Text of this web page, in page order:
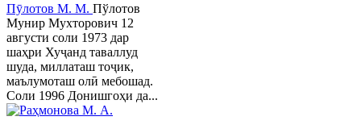
Пӯлотов М. М. Пўлотов
Мунир Мухторович 12
августи соли 1973 дар
шаҳри Хуҷанд таваллуд
шуда, миллаташ тоҷик,
маълумоташ олӣ мебошад.
Соли 1996 Донишгоҳи да...